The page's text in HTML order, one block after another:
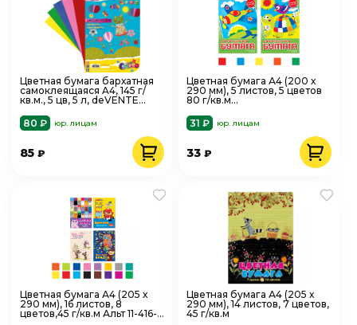
Цветная бумага бархатная
самоклеящаяся A4, 145 г/
кв.м., 5 цв, 5 л, deVENTE
80 ₽
юр. лицам
85 ₽
Цветная бумага А4 (200 х
290 мм), 5 листов, 5 цветов
80 г/кв.м
31 ₽
юр. лицам
33₽
Цветная бумага А4 (205 х
290 мм), 16 листов, 8
цветов,45 г/кв.м Альт 11-416-
Цветная бумага А4 (205 х
290 мм), 14 листов, 7 цветов,
45 г/кв.м